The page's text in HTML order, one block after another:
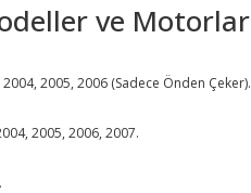
ve Motorlar
2005, 2006 (Sadece Önden Çeker).
2005, 2006, 2007.